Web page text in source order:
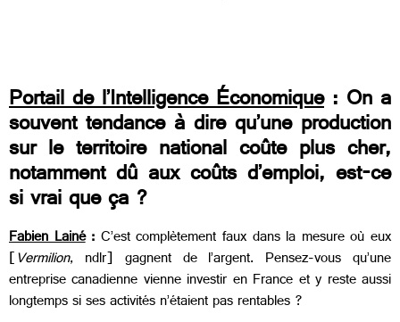
Portail de l’Intelligence Économique: On a
souvent tendance à dire qu’une production
sur le territoire national coûte plus cher,
notamment dû aux coûts d’emploi, est-ce
si vrai que ça ?
Fabien Lainé: C’est complètement faux dans la mesure où eux
[Vermilion, ndlr] gagnent de l’argent. Pensez-vous qu’une
entreprise canadienne vienne investir en France et y reste aussi
longtemps si ses activités n’étaient pas rentables ?